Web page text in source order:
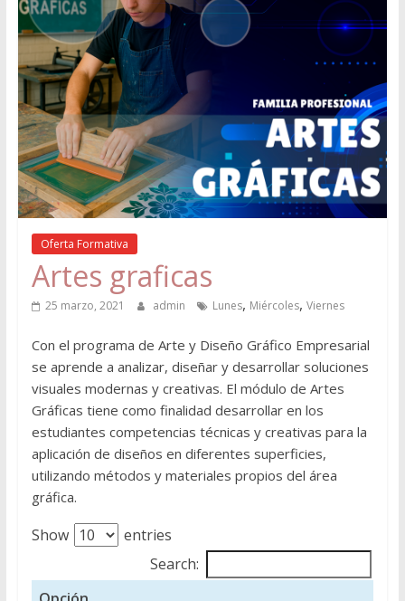
Oferta Formativa
Artes graficas
25 marzo, 2021 admin Lunes, Miércoles, Viernes
Con el programa de Arte y Diseño Gráfico Empresarial
se aprende a analizar, diseñar y desarrollar soluciones
visuales modernas y creativas. El módulo de Artes
Gráficas tiene como finalidad desarrollar en los
estudiantes competencias técnicas y creativas para la
aplicación de diseños en diferentes superficies,
utilizando métodos y materiales propios del área
gráfica.
Show
entries
Search: